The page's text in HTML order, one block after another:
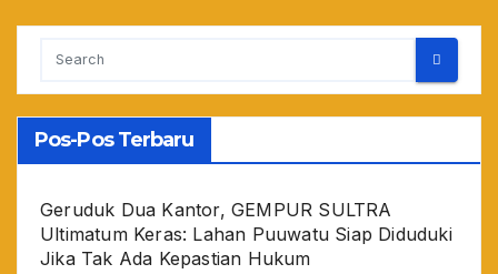
Pos-Pos Terbaru
Geruduk Dua Kantor, GEMPUR SULTRA
Ultimatum Keras: Lahan Puuwatu Siap Diduduki
Jika Tak Ada Kepastian Hukum